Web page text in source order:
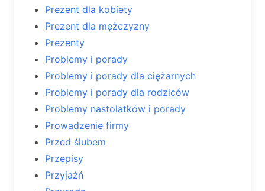
Prezent dla kobiety
Prezent dla mężczyzny
Prezenty
Problemy i porady
Problemy i porady dla ciężarnych
Problemy i porady dla rodziców
Problemy nastolatków i porady
Prowadzenie firmy
Przed ślubem
Przepisy
Przyjaźń